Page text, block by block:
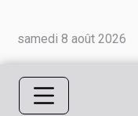
samedi 8 août 2026